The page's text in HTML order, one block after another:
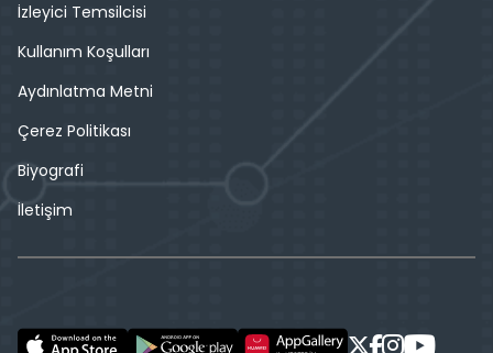
İzleyici Temsilcisi
Kullanım Koşulları
Aydınlatma Metni
Çerez Politikası
Biyografi
İletişim